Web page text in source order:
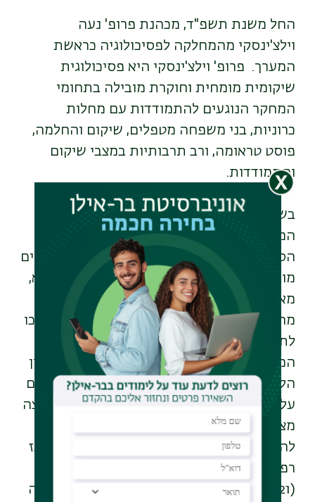
החל משנת תשפ"ד, מכהנת פרופ' נעה
וילצ'ינסקי מהמחלקה לפסיכולוגיה כראשת
המערך. פרופ' וילצ'ינסקי היא פסיכולוגית
שיקומית מומחית וחוקרת מובילה בתחומי
המחקר הנוגעים להתמודדות עם מחלות
כרוניות, בני משפחה מטפלים, שיקום והחלמה,
פוסט טראומה, ורב תרבותיות במצבי שיקום
והתמודדות.
בשנת 2004 הקימה פרופ' וילצ'ינסקי את
המעבדה למחקר פסיכו-קרדיולוגי בה
הסטודנטים והסטודנטיות שלה מבצעים מחקרים
מורכבים במספר בתי חולים בישראל כגון שיבא,
מאיר, הדסה, רמב"ם ובילינסון.
מחקריה פורסמו בכתבי עת מובילים בתחום וזכו
לתמיכה של קרנות מחקר רבות וביניהן קרן
המחקר של האיחוד האירופי ( ERC-ITN
) והקרן
הלאומית למדע. פרופ' וילצ'ינסקי זכתה בפרסים
על פועלה האקדמי כגון פרס סגן הרקטור למרצה
מצטיין, ציון לשבח בתחרות לפיתוח טכנולוגי
להטבת מסע המטופל בבית החולים, של המרכז
רפואי וולפסון ו-אנבוקס בר אילן, ולאחרונה
(2021) ב -
Fellowship Award
מטעם האגודה